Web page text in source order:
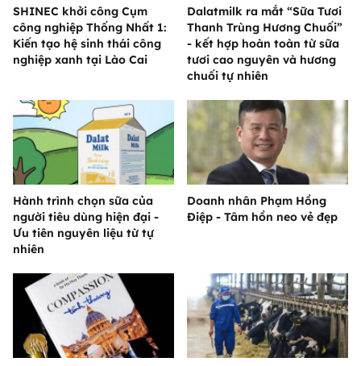
SHINEC khởi công Cụm
công nghiệp Thống Nhất 1:
Kiến tạo hệ sinh thái công
nghiệp xanh tại Lào Cai
Dalatmilk ra mắt “Sữa Tươi
Thanh Trùng Hương Chuối”
- kết hợp hoàn toàn từ sữa
tươi cao nguyên và hương
chuối tự nhiên
Hành trình chọn sữa của
người tiêu dùng hiện đại -
Ưu tiên nguyên liệu từ tự
nhiên
Doanh nhân Phạm Hồng
Điệp - Tâm hồn neo vẻ đẹp